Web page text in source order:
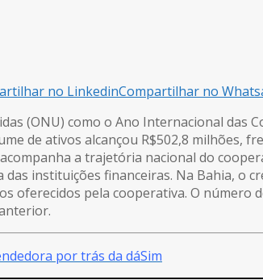
no LinkedinCompartilhar no
(ONU) como o Ano Internacional das
de ativos alcançou R$502,8 milhões,
a trajetória nacional do
instituições financeiras. Na Bahia, o
oferecidos pela cooperativa. O número
por trás da dáSim